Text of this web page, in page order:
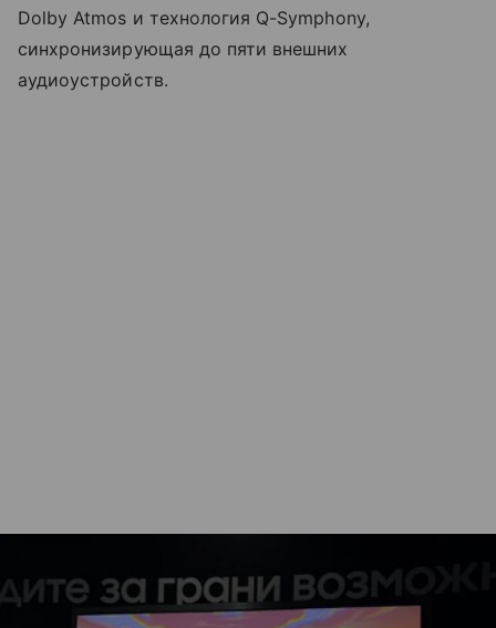
Dolby Atmos и технология Q-Symphony,
синхронизирующая до пяти внешних
аудиоустройств.